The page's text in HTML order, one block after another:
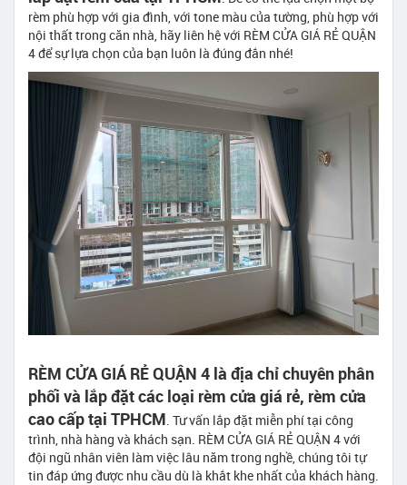
rèm phù hợp với gia đình, với tone màu của tường, phù hợp với
nội thất trong căn nhà, hãy liên hệ với RÈM CỬA GIÁ RẺ QUẬN
4 để sự lựa chọn của bạn luôn là đúng đắn nhé!
RÈM CỬA GIÁ RẺ QUẬN 4 là địa chỉ chuyên phân
phối và lắp đặt các loại rèm cửa giá rẻ, rèm cửa
cao cấp tại TPHCM . Tư vấn lắp đặt miễn phí tại công
trình, nhà hàng và khách sạn. RÈM CỬA GIÁ RẺ QUẬN 4 với
đội ngũ nhân viên làm việc lâu năm trong nghề, chúng tôi tự
tin đáp ứng được nhu cầu dù là khắt khe nhất của khách hàng.